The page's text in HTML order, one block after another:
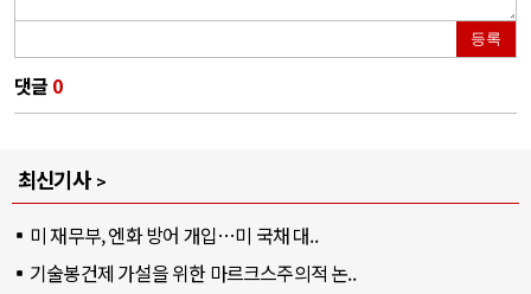
등록
댓글 0
최신기사
미 재무부, 엔화 방어 개입…미 국채 대..
기술봉건제 가설을 위한 마르크스주의적 논..